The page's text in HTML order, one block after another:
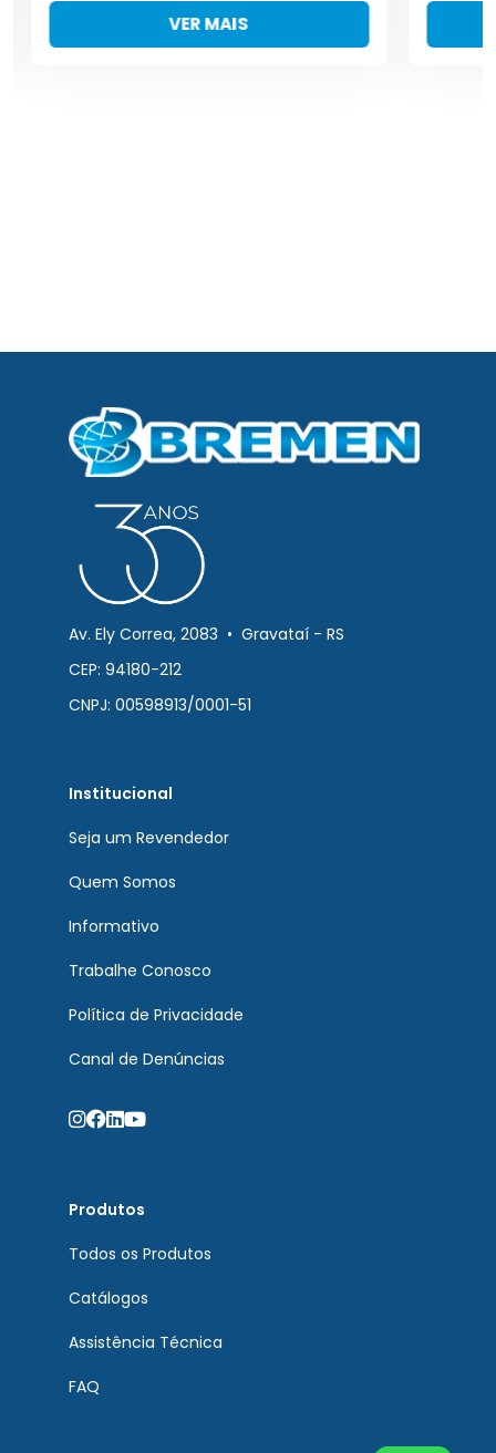
VER MAIS
Av. Ely Correa, 2083 • Gravataí - RS
CEP: 94180-212
CNPJ: 00598913/0001-51
Institucional
Seja um Revendedor
Quem Somos
Informativo
Trabalhe Conosco
Política de Privacidade
Canal de Denúncias
Produtos
Todos os Produtos
Catálogos
Assistência Técnica
FAQ